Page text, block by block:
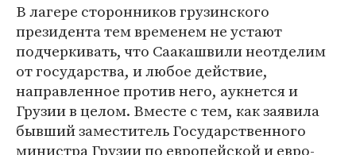
В лагере сторонников грузинского
президента тем временем не устают
подчеркивать, что Саакашвили неотделим
от государства, и любое действие,
направленное против него, аукнется и
Грузии в целом. Вместе с тем, как заявила
бывший заместитель Государственного
министра Грузии по европейской и евро-